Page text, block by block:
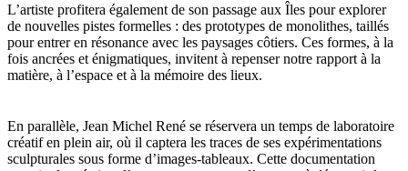
L’artiste profitera également de son passage aux Îles pour explorer
de nouvelles pistes formelles : des prototypes de monolithes, taillés
pour entrer en résonance avec les paysages côtiers. Ces formes, à la
fois ancrées et énigmatiques, invitent à repenser notre rapport à la
matière, à l’espace et à la mémoire des lieux.
En parallèle, Jean Michel René se réservera un temps de laboratoire
créatif en plein air, où il captera les traces de ses expérimentations
sculpturales sous forme d’images-tableaux. Cette documentation